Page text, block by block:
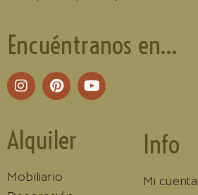
Encuéntranos en...
Alquiler
Mobiliario
Info
Mi cuenta